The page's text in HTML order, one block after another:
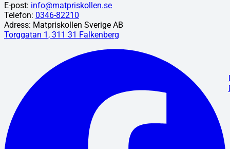
E-post: info@matpriskollen.se
Telefon: 0346-82210
Adress: Matpriskollen Sverige AB
Torggatan 1, 311 31 Falkenberg